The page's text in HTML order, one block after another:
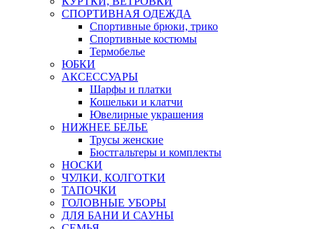
СПОРТИВНАЯ ОДЕЖДА
Спортивные брюки, трико
Спортивные костюмы
Термобелье
ЮБКИ
AКСЕССУАРЫ
Шарфы и платки
Кошельки и клатчи
Ювелирные украшения
НИЖНЕЕ БЕЛЬЕ
Трусы женские
Бюстгальтеры и комплекты
НОСКИ
ЧУЛКИ, КОЛГОТКИ
ТАПОЧКИ
ГОЛОВНЫЕ УБОРЫ
ДЛЯ БАНИ И САУНЫ